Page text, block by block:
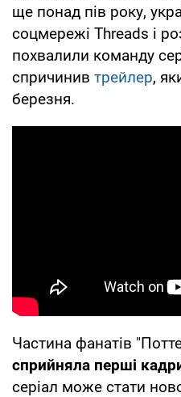
ще понад пів року,
соцмережі Threads і
похвалили команду
спричинив трейлер,
березня.
Частина фанатів
сприйняла перші
серіал може стати